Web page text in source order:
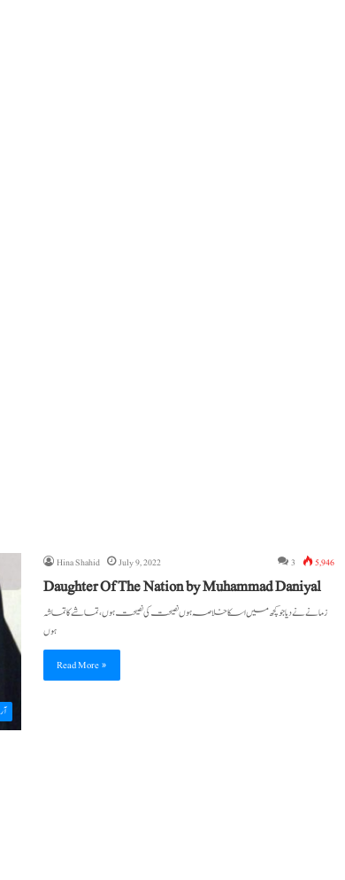
Hina Shahid July 9, 2022 3 5,946
Daughter Of The Nation by Muhammad Daniyal
زمانے نے دیا جو کچھ میں اسکا خلاصہ ہوں نصیحت کی نصیحت ہوں ، تماشے کا تماشہ
ہوں
Read More »